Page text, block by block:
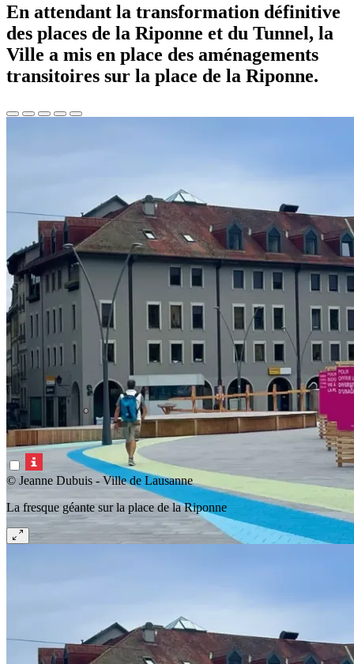
En attendant la transformation définitive
des places de la Riponne et du Tunnel, la
Ville a mis en place des aménagements
transitoires sur la place de la Riponne.
© Jeanne Dubuis - Ville de Lausanne
La fresque géante sur la place de la Riponne